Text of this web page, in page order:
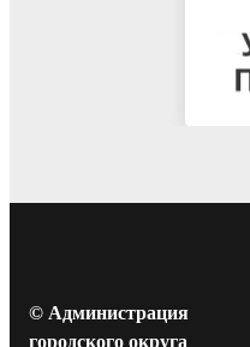
© Администрация
городского округа